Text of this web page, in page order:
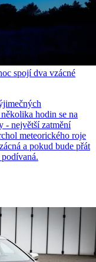
spojí dva vzácné
hodin se na
- největší zatmění
meteorického roje
a pokud bude přát